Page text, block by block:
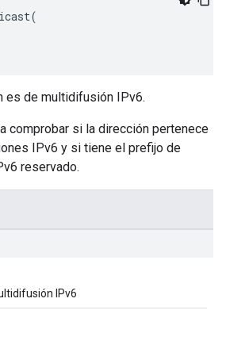
(
es de multidifusión IPv6.
comprobar si la dirección pertenece
IPv6 y si tiene el prefijo de
reservado.
IPv6